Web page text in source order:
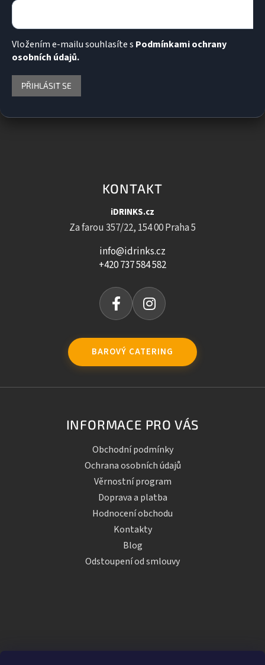
Vložením e-mailu souhlasíte s Podmínkami ochrany
osobních údajů.
PŘIHLÁSIT SE
KONTAKT
iDRINKS.cz
Za farou 357/22, 154 00 Praha 5
info@idrinks.cz
+420 737 584 582
BAROVÝ CATERING
INFORMACE PRO VÁS
Obchodní podmínky
Ochrana osobních údajů
Věrnostní program
Doprava a platba
Hodnocení obchodu
Kontakty
Blog
Odstoupení od smlouvy